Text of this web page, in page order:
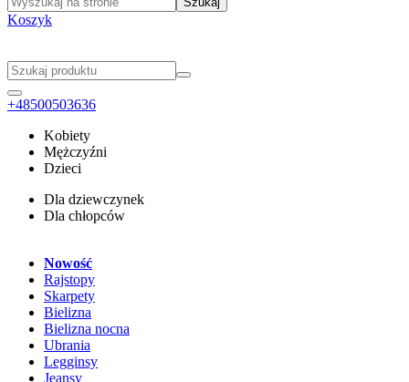
Koszyk
+48500503636
Kobiety
Mężczyźni
Dzieci
Dla dziewczynek
Dla chłopców
Nowość
Rajstopy
Skarpety
Bielizna
Bielizna nocna
Ubrania
Legginsy
Jeansy